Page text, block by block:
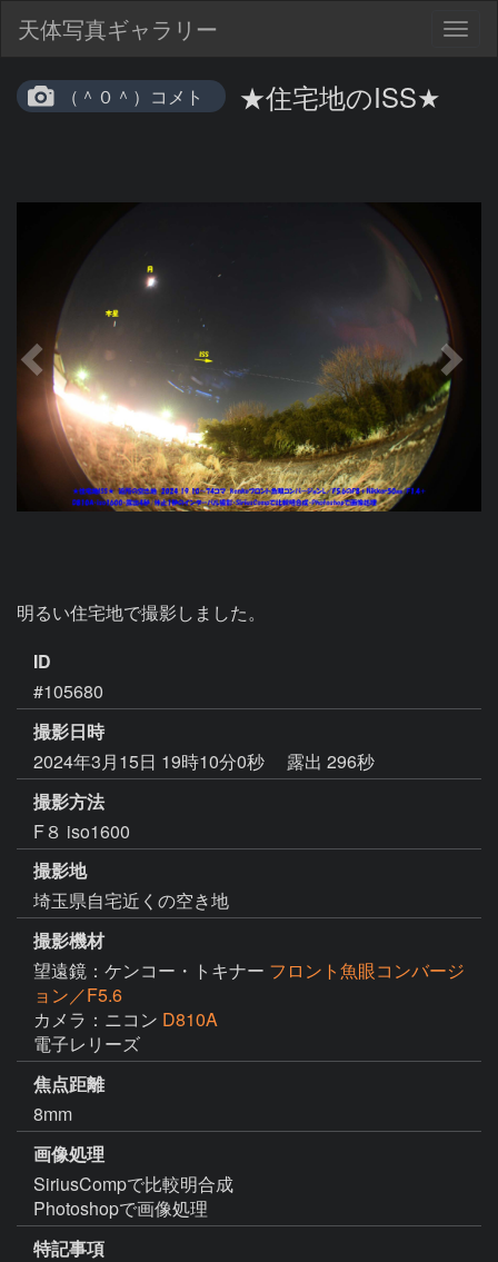
天体写真ギャラリー
（＾０＾）コメト ★住宅地のISS★
明るい住宅地で撮影しました。
ID
#105680
撮影日時
2024年3月15日 19時10分0秒
露出 296秒
撮影方法
F８ iso1600
撮影地
埼玉県自宅近くの空き地
撮影機材
望遠鏡：ケンコー・トキナー フロント魚眼コンバージ
ョン／F5.6
カメラ：ニコン D810A
電子レリーズ
焦点距離
8mm
画像処理
SiriusCompで比較明合成
Photoshopで画像処理
特記事項